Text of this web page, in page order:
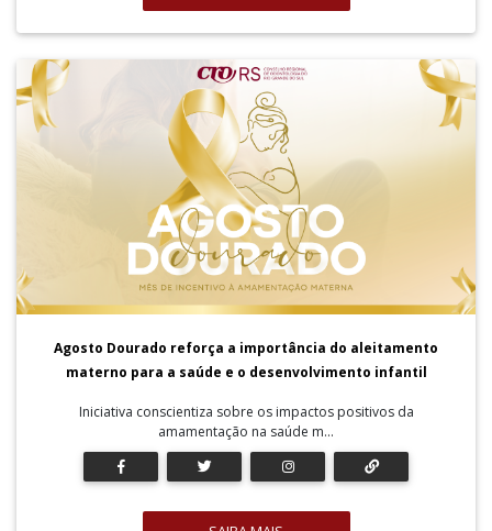
Agosto Dourado reforça a importância do aleitamento
materno para a saúde e o desenvolvimento infantil
Iniciativa conscientiza sobre os impactos positivos da
amamentação na saúde m...